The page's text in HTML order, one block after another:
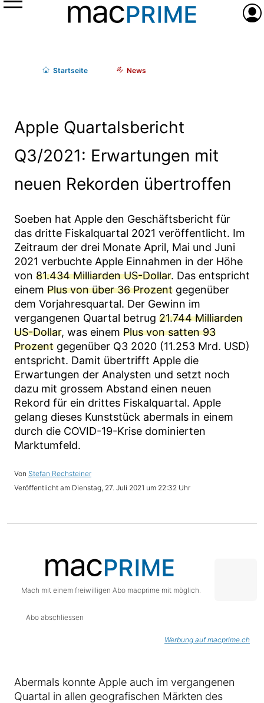
Menü
Startseite News
Apple Quartalsbericht
Q3/2021: Erwartungen mit
neuen Rekorden übertroffen
Soeben hat Apple den Geschäftsbericht für
das dritte Fiskalquartal 2021 veröffentlicht. Im
Zeitraum der drei Monate April, Mai und Juni
2021 verbuchte Apple Einnahmen in der Höhe
von 81.434 Milliarden US-Dollar. Das entspricht
einem Plus von über 36 Prozent gegenüber
dem Vorjahresquartal. Der Gewinn im
vergangenen Quartal betrug 21.744 Milliarden
US-Dollar, was einem Plus von satten 93
Prozent gegenüber Q3 2020 (11.253 Mrd. USD)
entspricht. Damit übertrifft Apple die
Erwartungen der Analysten und setzt noch
dazu mit grossem Abstand einen neuen
Rekord für ein drittes Fiskalquartal. Apple
gelang dieses Kunststück abermals in einem
durch die COVID-19-Krise dominierten
Marktumfeld.
Stefan Rechsteiner
Dienstag, 27. Juli 2021 um 22:32 Uhr
Mach mit einem freiwilligen Abo macprime mit möglich.
Abo abschliessen
Werbung auf macprime.ch
Abermals konnte Apple auch im vergangenen
Quartal in allen geografischen Märkten des